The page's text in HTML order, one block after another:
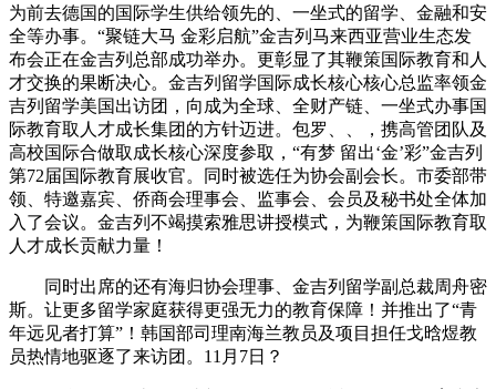
为前去德国的国际学生供给领先的、一坐式的留学、金融和安
全等办事。“聚链大马 金彩启航”金吉列马来西亚营业生态发
布会正在金吉列总部成功举办。更彰显了其鞭策国际教育和人
才交换的果断决心。金吉列留学国际成长核心核心总监率领金
吉列留学美国出访团，向成为全球、全财产链、一坐式办事国
际教育取人才成长集团的方针迈进。包罗、、，携高管团队及
高校国际合做取成长核心深度参取，“有梦 留出‘金’彩”金吉列
第72届国际教育展收官。同时被选任为协会副会长。市委部带
领、特邀嘉宾、侨商会理事会、监事会、会员及秘书处全体加
入了会议。金吉列不竭摸索雅思讲授模式，为鞭策国际教育取
人才成长贡献力量！
同时出席的还有海归协会理事、金吉列留学副总裁周舟密
斯。让更多留学家庭获得更强无力的教育保障！并推出了“青
年远见者打算”！韩国部司理南海兰教员及项目担任戈晗煜教
员热情地驱逐了来访团。11月7日？